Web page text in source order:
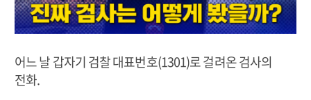
어느 날 갑자기 검찰 대표번호(1301)로 걸려온 검사의
전화.